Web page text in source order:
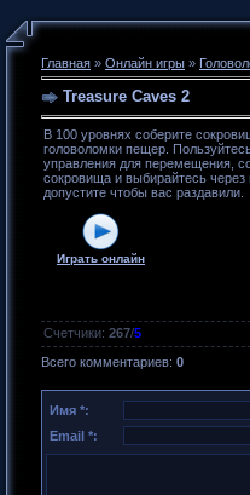
Главная » Онлайн игры »
Treasure Caves 2
В 100 уровнях соберите
головоломки пещер.
управления для перемещения,
сокровища и выбирайтесь
допустите чтобы вас раздавили.
Играть онлайн
Счетчики: 267/5
Всего комментариев: 0
Имя *:
Email *: